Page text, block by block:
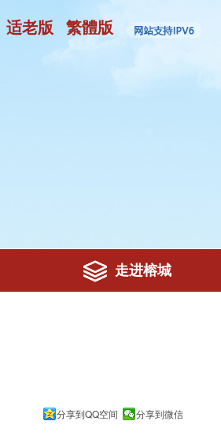
适老版 繁體版
走进榕城
分享到QQ空间 分享到微信